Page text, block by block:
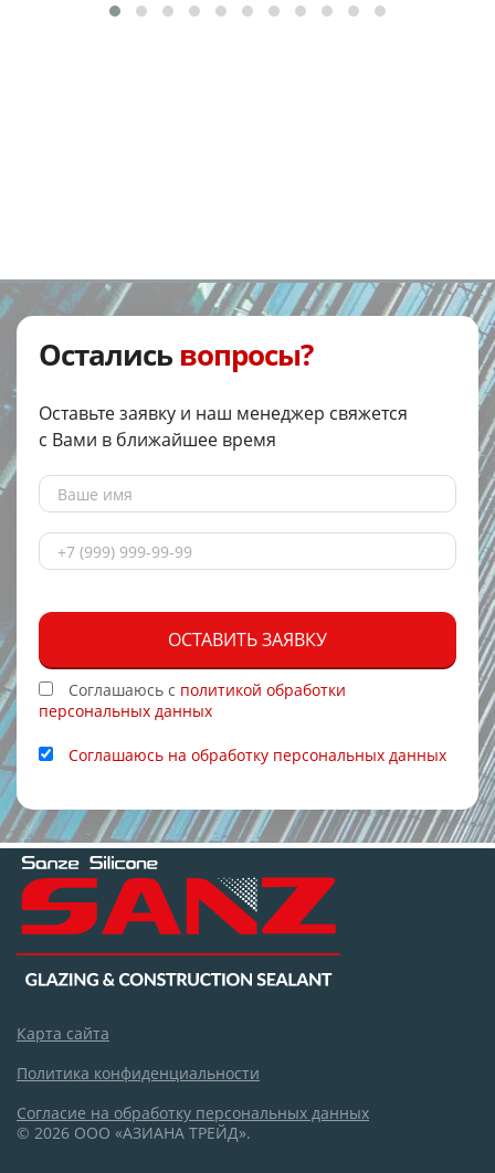
Остались вопросы?
Оставьте заявку и наш менеджер свяжется
с Вами в ближайшее время
ОСТАВИТЬ ЗАЯВКУ
Соглашаюсь с политикой обработки
персональных данных
Соглашаюсь на обработку персональных данных
Карта сайта
Политика конфиденциальности
Согласие на обработку персональных данных
© 2026 ООО «АЗИАНА ТРЕЙД».